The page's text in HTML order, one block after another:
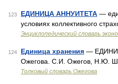
123 ЕДИНИЦА АННУИТЕТА —
условиях коллективного
Энциклопедический словарь
124 Единица хранения — ЕДИНИ
Ожегова. С.И. Ожегов, Н.Ю.
Толковый словарь Ожегова